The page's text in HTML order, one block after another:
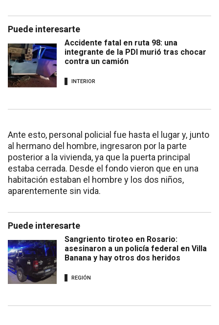
Puede interesarte
Accidente fatal en ruta 98: una
integrante de la PDI murió tras chocar
contra un camión
INTERIOR
Ante esto, personal policial fue hasta el lugar y, junto
al hermano del hombre, ingresaron por la parte
posterior a la vivienda, ya que la puerta principal
estaba cerrada. Desde el fondo vieron que en una
habitación estaban el hombre y los dos niños,
aparentemente sin vida.
Puede interesarte
Sangriento tiroteo en Rosario:
asesinaron a un policía federal en Villa
Banana y hay otros dos heridos
REGIÓN